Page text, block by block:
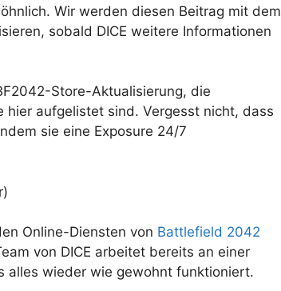
Wir werden diesen Beitrag mit dem
sobald DICE weitere Informationen
Store-Aktualisierung, die
aufgelistet sind. Vergesst nicht, dass
sie eine Exposure 24/7
Online-Diensten von Battlefield 2042
von DICE arbeitet bereits an einer
alles wieder wie gewohnt funktioniert.